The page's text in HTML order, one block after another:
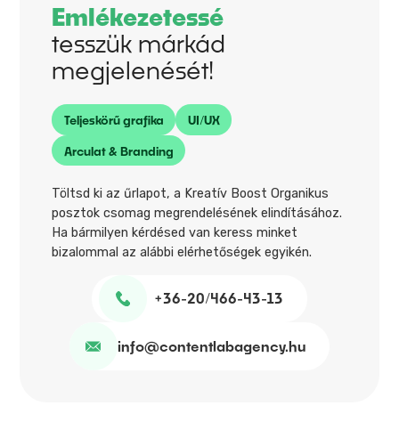
Emlékezetessé
tesszük márkád
megjelenését!
Teljeskörű grafika UI/UX
Arculat & Branding
Töltsd ki az űrlapot, a Kreatív Boost Organikus
posztok csomag megrendelésének elindításához.
Ha bármilyen kérdésed van keress minket
bizalommal az alábbi elérhetőségek egyikén.
+36-20/466-43-13
info@contentlabagency.hu